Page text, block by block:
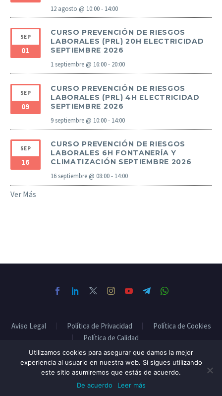
12 agosto @ 10:00- 14:00
SEP
01
CURSO PREVENCIÓN DE RIESGOS
LABORALES (PRL) 20H ELECTRICIDAD
SEPTIEMBRE 2026
1 septiembre @ 16:00- 20:00
SEP
09
CURSO PREVENCIÓN DE RIESGOS
LABORALES (PRL) 4H ELECTRICIDAD
SEPTIEMBRE 2026
9 septiembre @ 10:00- 14:00
SEP
16
CURSO PREVENCIÓN DE RIESGOS
LABORALES 6H FONTANERÍA Y
CLIMATIZACIÓN SEPTIEMBRE 2026
16 septiembre @ 08:00- 14:00
Ver Más
Aviso Legal Política de Privacidad
Política de Cookies
Política de Calidad
2024 © ASINEM
Utilizamos cookies para asegurar que damos la mejor
experiencia al usuario en nuestra web. Si sigues utilizando
este sitio asumiremos que estás de acuerdo.
De acuerdo
Leer más